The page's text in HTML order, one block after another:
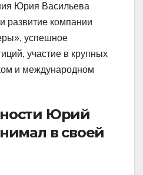
Юрия Васильева
развитие компании
успешное
участие в крупных
и международном
Юрий
в своей